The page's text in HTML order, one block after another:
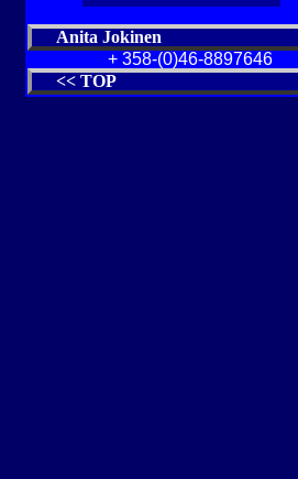
Anita Jokinen
+ 358-(0)46-8897646
<< TOP